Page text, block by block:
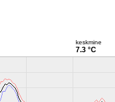
keskmine
7.3 °C